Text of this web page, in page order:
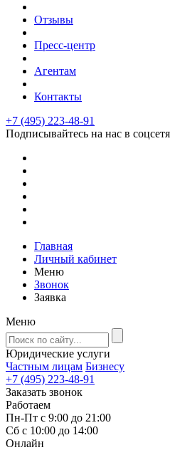
Отзывы
Пресс-центр
Агентам
Контакты
+7 (495) 223-48-91
Подписывайтесь на нас в
Главная
Личный кабинет
Меню
Звонок
Заявка
Меню
Юридические услуги
Частным лицам Бизнесу
+7 (495) 223-48-91
Заказать звонок
Работаем
Пн-Пт с 9:00 до 21:00
Сб с 10:00 до 14:00
Онлайн